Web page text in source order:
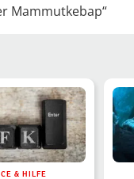
Mammutkebap“
& HILFE